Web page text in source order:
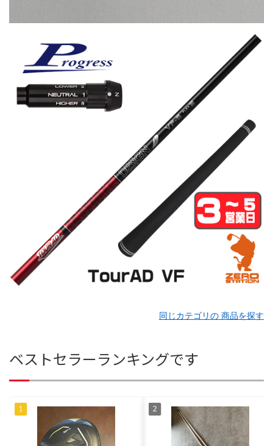
同じカテゴリの 商品を探す
ベストセラーランキングです